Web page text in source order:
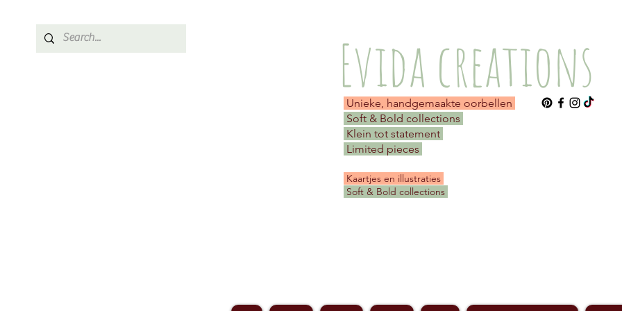
Evida creations
Unieke, handgemaakte oorbellen
Soft & Bold collections
Klein tot statement
Limited pieces
​ Kaartjes en illustraties
Soft & Bold collections